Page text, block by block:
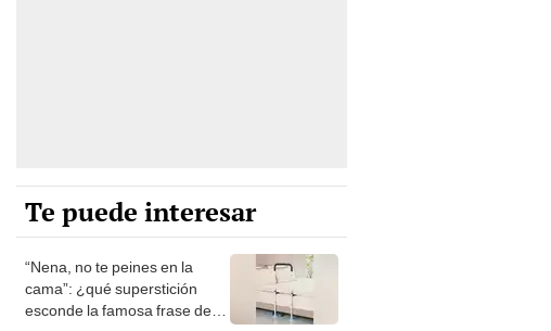
Te puede interesar
“Nena, no te peines en la
cama”: ¿qué superstición
esconde la famosa frase de